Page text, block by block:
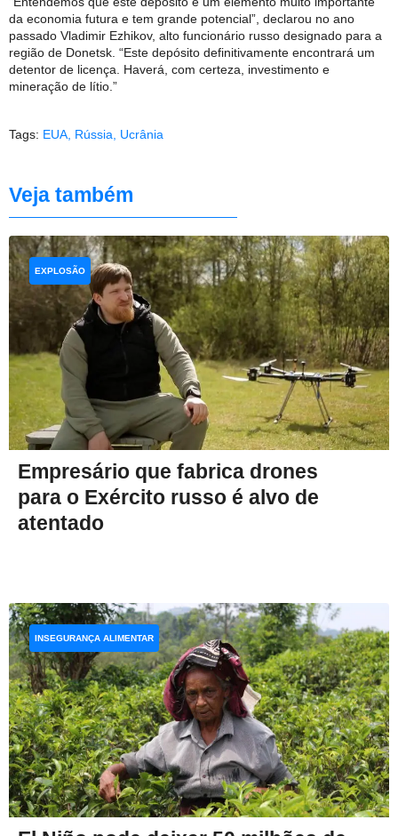
da economia futura e tem grande potencial”, declarou no ano
passado Vladimir Ezhikov, alto funcionário russo designado para a
região de Donetsk. “Este depósito definitivamente encontrará um
detentor de licença. Haverá, com certeza, investimento e
mineração de lítio.”
Tags: EUA Rússia Ucrânia
Veja também
Empresário que fabrica drones
para o Exército russo é alvo de
atentado
EXPLOSÃO
INSEGURANÇA ALIMENTAR